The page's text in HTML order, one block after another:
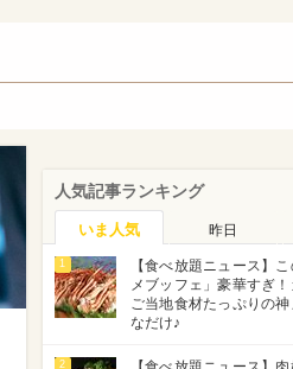
人気記事ランキング
いま人気 昨日
1
【食べ放題ニュース】
メブッフェ」豪華すぎ！
ご当地食材たっぷりの
なだけ♪
2